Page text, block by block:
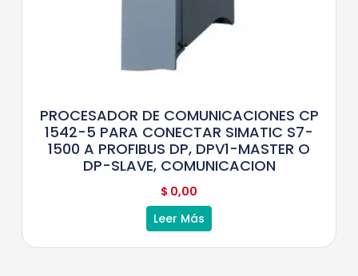
PROCESADOR DE COMUNICACIONES CP
1542-5 PARA CONECTAR SIMATIC S7-
1500 A PROFIBUS DP, DPV1-MASTER O
DP-SLAVE, COMUNICACION
$ 0,00
Leer Más